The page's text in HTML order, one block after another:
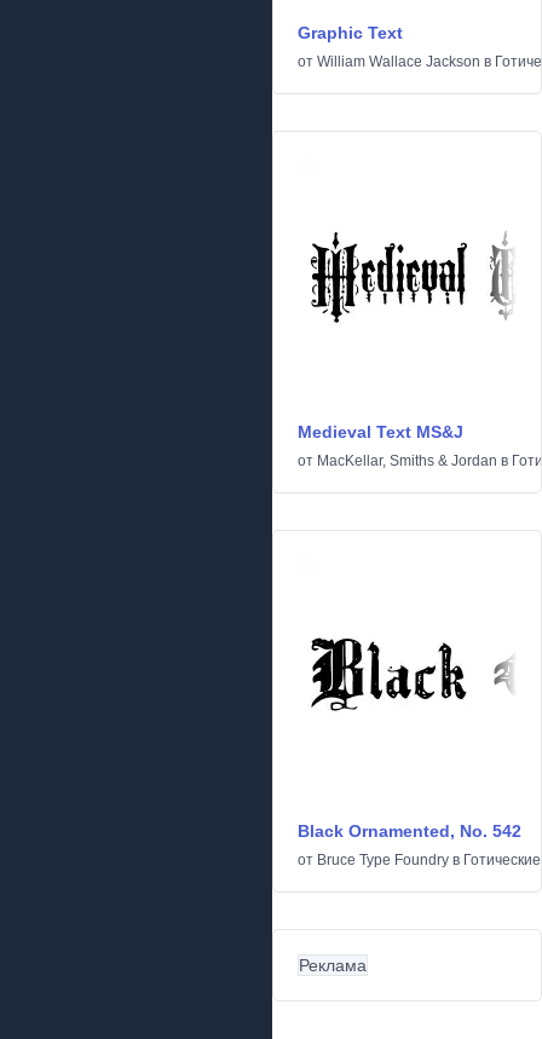
Graphic Text
от William Wallace Jackson в
Medieval Text MS&J
от MacKellar, Smiths & Jordan в
Black Ornamented, No. 542
от Bruce Type Foundry в Готические
Реклама